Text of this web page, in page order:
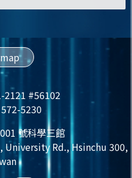
2121 #56102
5230
號科學三館
Rd., Hsinchu 300,